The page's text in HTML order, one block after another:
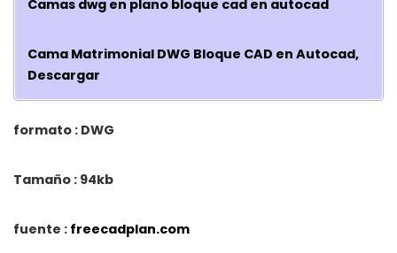
Camas dwg en plano bloque cad en autocad
Cama Matrimonial DWG Bloque CAD en Autocad,
Descargar
formato : DWG
Tamaño : 94kb
fuente : freecadplan.com